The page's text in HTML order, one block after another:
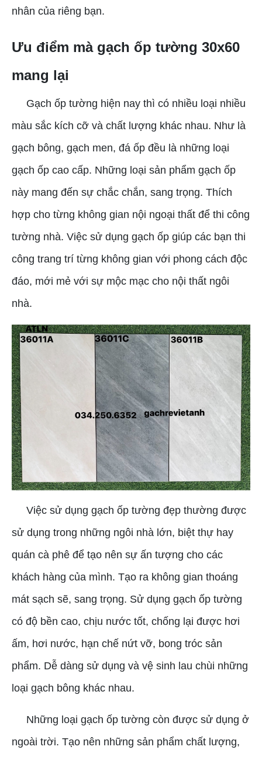
nhân của riêng bạn.
Ưu điểm mà gạch ốp tường 30x60
mang lại
Gạch ốp tường hiện nay thì có nhiều loại nhiều
màu sắc kích cỡ và chất lượng khác nhau. Như là
gạch bông, gạch men, đá ốp đều là những loại
gạch ốp cao cấp. Những loại sản phẩm gạch ốp
này mang đến sự chắc chắn, sang trọng. Thích
hợp cho từng không gian nội ngoại thất để thi công
tường nhà. Việc sử dụng gạch ốp giúp các bạn thi
công trang trí từng không gian với phong cách độc
đáo, mới mẻ với sự mộc mạc cho nội thất ngôi
nhà.
Việc sử dụng gạch ốp tường đẹp thường được
sử dụng trong những ngôi nhà lớn, biệt thự hay
quán cà phê để tạo nên sự ấn tượng cho các
khách hàng của mình. Tạo ra không gian thoáng
mát sạch sẽ, sang trọng. Sử dụng gạch ốp tường
có độ bền cao, chịu nước tốt, chống lại được hơi
ấm, hơi nước, hạn chế nứt vỡ, bong tróc sản
phẩm. Dễ dàng sử dụng và vệ sinh lau chùi những
loại gạch bông khác nhau.
Những loại gạch ốp tường còn được sử dụng ở
ngoài trời. Tạo nên những sản phẩm chất lượng,